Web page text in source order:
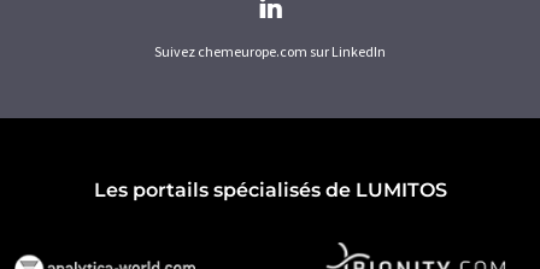
Suivez chemeurope.com sur LinkedIn
Les portails spécialisés de LUMITOS